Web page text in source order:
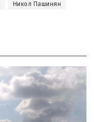
Никол Пашинян